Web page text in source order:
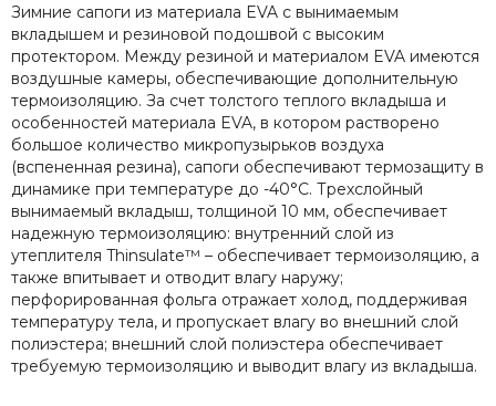
Зимние сапоги из материала EVA с вынимаемым
вкладышем и резиновой подошвой с высоким
протектором. Между резиной и материалом EVA имеются
воздушные камеры, обеспечивающие дополнительную
термоизоляцию. За счет толстого теплого вкладыша и
особенностей материала EVA, в котором растворено
большое количество микропузырьков воздуха
(вспененная резина), сапоги обеспечивают термозащиту в
динамике при температуре до -40°С. Трехслойный
вынимаемый вкладыш, толщиной 10 мм, обеспечивает
надежную термоизоляцию: внутренний слой из
утеплителя Thinsulate™ – обеспечивает термоизоляцию, а
также впитывает и отводит влагу наружу;
перфорированная фольга отражает холод, поддерживая
температуру тела, и пропускает влагу во внешний слой
полиэстера; внешний слой полиэстера обеспечивает
требуемую термоизоляцию и выводит влагу из вкладыша.